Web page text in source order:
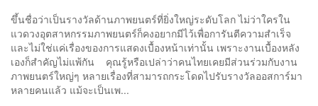
ขึ้นชื่อว่าเป็นรางวัลด้านภาพยนตร์ที่ยิ่งใหญ่ระดับโลก ไม่ว่าใครใน
แวดวงอุตสาหกรรมภาพยนตร์ก็คงอยากมีไว้เพื่อการันตีความสำเร็จ
และไม่ใช่แค่เรื่องของการแสดงเบื้องหน้าเท่านั้น เพราะงานเบื้องหลัง
เองก็สำคัญไม่แพ้กัน คุณรู้หรือเปล่าว่าคนไทยเคยมีส่วนร่วมกับงาน
ภาพยนตร์ใหญ่ๆ หลายเรื่องที่สามารถกระโดดไปรับรางวัลออสการ์มา
หลายคนแล้ว แม้จะเป็นเพ...